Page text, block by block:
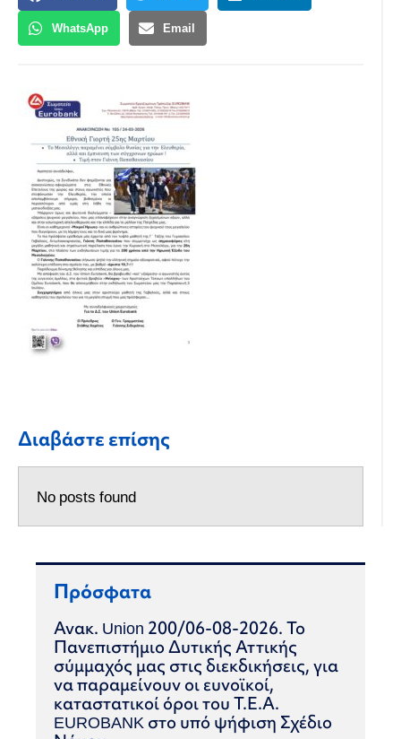
WhatsApp Email
Διαβάστε επίσης
No posts found
Πρόσφατα
Ανακ. Union 200/06-08-2026. Το
Πανεπιστήμιο Δυτικής Αττικής
σύμμαχός μας στις διεκδικήσεις, για
να παραμείνουν οι ευνοϊκοί,
καταστατικοί όροι του Τ.Ε.Α.
EUROBANK στο υπό ψήφιση Σχέδιο